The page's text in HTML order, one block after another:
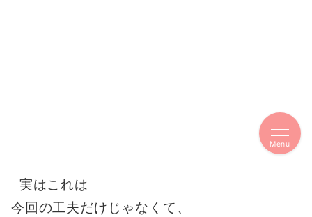
実はこれは
今回の工夫だけじゃなくて、
Menu